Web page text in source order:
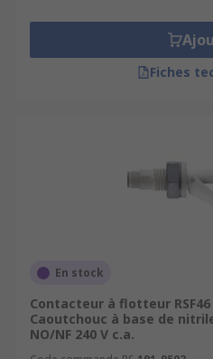
Fiches
En stock
Contacteur à flotteur RSF46
Caoutchouc à base de
NO/NF 240 V c.a.